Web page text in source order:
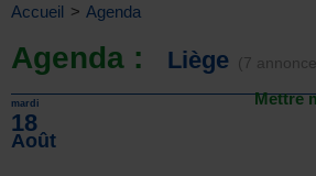
Accueil > Agenda
Agenda : Liège (7
Mettre
mardi
18
Août